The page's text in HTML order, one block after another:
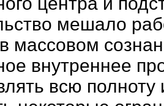
мешало
массовом
внутреннее
всю